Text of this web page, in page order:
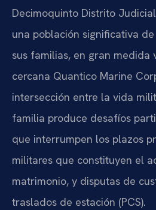
Decimoquinto Distrito
una población significativa
sus familias, en gran medida
cercana Quantico Marine
intersección entre la vida
familia produce desafíos
que interrumpen los plazos
militares que constituyen el
matrimonio, y disputas de
traslados de estación (PCS).